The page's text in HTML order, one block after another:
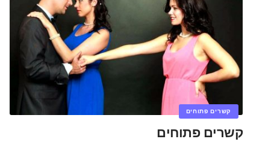
קשרים פתוחים
קשרים פתוחים